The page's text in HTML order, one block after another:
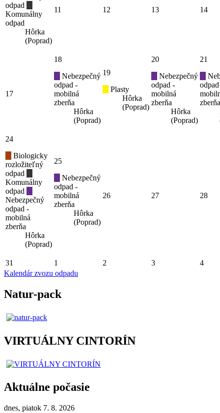
odpad
Komunálny
odpad
Hôrka
(Poprad)
11 12 13 14
17
18
Nebezpečný
odpad -
mobilná
zberňa
Hôrka
(Poprad)
19
Plasty
Hôrka
(Poprad)
20
Nebezpečný
odpad -
mobilná
zberňa
Hôrka
(Poprad)
21
zberňa
24
Biologicky
rozložiteľný
odpad
Komunálny
odpad
Nebezpečný
odpad -
mobilná
zberňa
Hôrka
(Poprad)
25
Nebezpečný
odpad -
mobilná
zberňa
Hôrka
(Poprad)
26 27 28
31 1 2 3
4
Kalendár zvozu odpadu
Natur-pack
VIRTUÁLNY CINTORÍN
Aktuálne počasie
dnes, piatok 7. 8. 2026